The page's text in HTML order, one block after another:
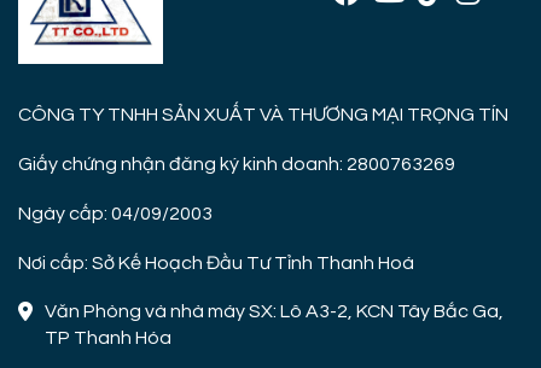
CÔNG TY TNHH SẢN XUẤT VÀ THƯƠNG MẠI TRỌNG TÍN
Giấy chứng nhận đăng ký kinh doanh: 2800763269
Ngày cấp: 04/09/2003
Nơi cấp: Sở Kế Hoạch Đầu Tư Tỉnh Thanh Hoá
Văn Phòng và nhà máy SX: Lô A3-2, KCN Tây Bắc Ga,
TP Thanh Hóa